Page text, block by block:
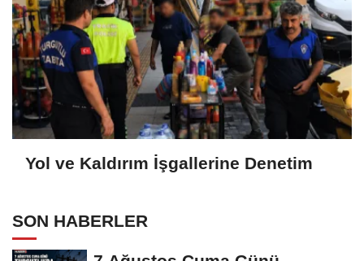
Yol ve Kaldırım İşgallerine Denetim
SON HABERLER